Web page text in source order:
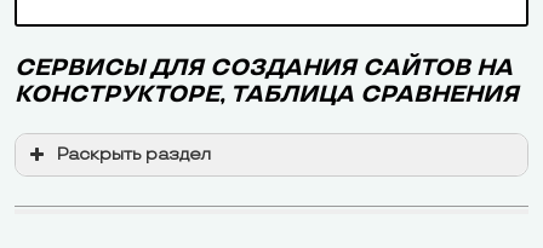
СЕРВИСЫ ДЛЯ СОЗДАНИЯ САЙТОВ НА
КОНСТРУКТОРЕ, ТАБЛИЦА СРАВНЕНИЯ
Раскрыть раздел